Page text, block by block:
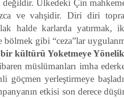
değildir. Ülkedeki Çin
ve vahşidir. Diri diri
halde karlarda yatırmak,
gibi “ceza”lar
kültürü Yoketmeye
müslümanları imha
göçmen yerleştirmeye
etkisi son derece